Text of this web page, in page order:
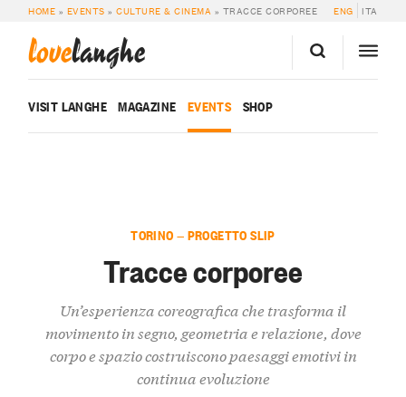
HOME » EVENTS »CULTURE & CINEMA » TRACCE CORPOREE ENG ITA
lovelanghe
VISIT LANGHE MAGAZINE EVENTS SHOP
TORINO — PROGETTO SLIP
Tracce corporee
Un’esperienza coreografica che trasforma il
movimento in segno, geometria e relazione, dove
corpo e spazio costruiscono paesaggi emotivi in
continua evoluzione